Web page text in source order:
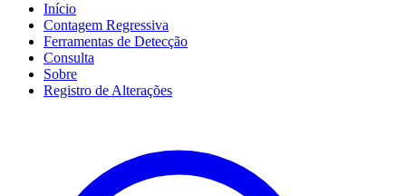
Início
Contagem Regressiva
Ferramentas de Detecção
Consulta
Sobre
Registro de Alterações